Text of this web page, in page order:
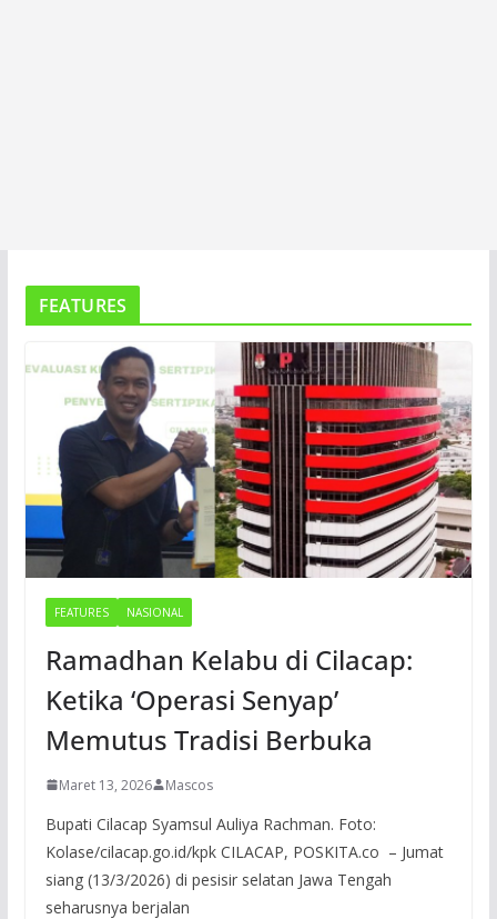
FEATURES
FEATURES NASIONAL
Ramadhan Kelabu di Cilacap:
Ketika ‘Operasi Senyap’
Memutus Tradisi Berbuka
Maret 13, 2026 Mascos
Bupati Cilacap Syamsul Auliya Rachman. Foto:
Kolase/cilacap.go.id/kpk CILACAP, POSKITA.co – Jumat
siang (13/3/2026) di pesisir selatan Jawa Tengah
seharusnya berjalan